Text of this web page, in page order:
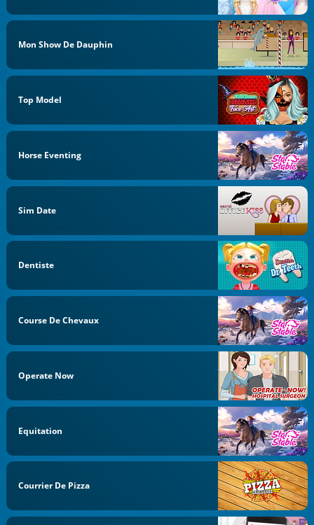
Mon Show De Dauphin
Top Model
Horse Eventing
Sim Date
Dentiste
Course De Chevaux
Operate Now
Equitation
Courrier De Pizza